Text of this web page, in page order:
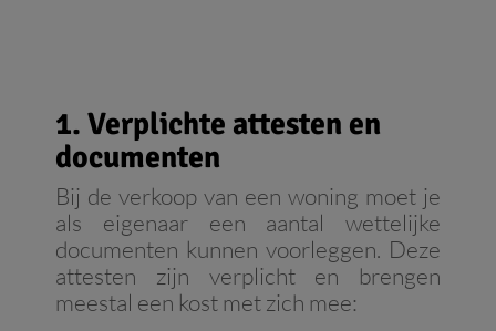
1. Verplichte attesten en
documenten
Bij de verkoop van een woning moet je
als eigenaar een aantal wettelijke
documenten kunnen voorleggen. Deze
attesten zijn verplicht en brengen
meestal een kost met zich mee: